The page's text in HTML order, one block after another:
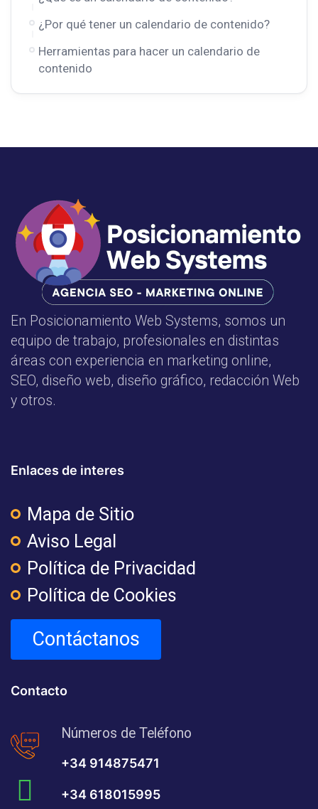
¿Por qué tener un calendario de contenido?
Herramientas para hacer un calendario de
contenido
En Posicionamiento Web Systems, somos un
equipo de trabajo, profesionales en distintas
áreas con experiencia en marketing online,
SEO, diseño web, diseño gráfico, redacción Web
y otros.
Enlaces de interes
Mapa de Sitio
Aviso Legal
Política de Privacidad
Política de Cookies
Contáctanos
Contacto
Números de Teléfono
+34 914875471
+34 618015995